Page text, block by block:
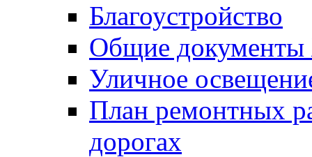
Благоустройство
Общие
Уличное
План ремонтных
дорогах